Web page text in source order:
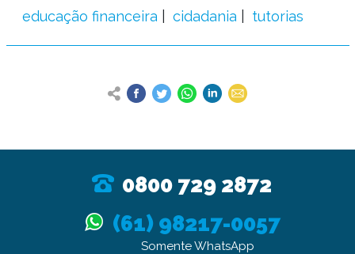
educação financeira
cidadania tutorias
0800 729 2872
(61) 98217-0057
Somente WhatsApp